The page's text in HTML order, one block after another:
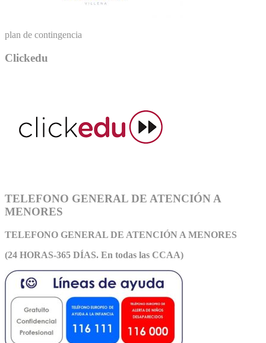
plan de contingencia
Clickedu
TELEFONO GENERAL DE ATENCIÓN A
MENORES
TELEFONO GENERAL DE ATENCIÓN A MENORES
(24 HORAS-365 DÍAS. En todas las CCAA)